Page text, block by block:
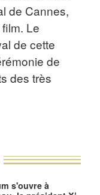
de Cannes,
Le
de cette
de
des très
s'ouvre à